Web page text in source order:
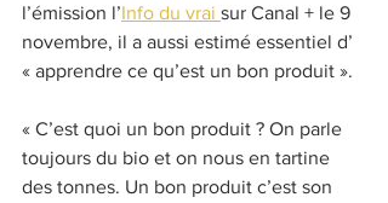
l’émission l’Info du vrai sur Canal + le 9
novembre, il a aussi estimé essentiel d’
« apprendre ce qu’est un bon produit ».
« C’est quoi un bon produit ? On parle
toujours du bio et on nous en tartine
des tonnes. Un bon produit c’est son